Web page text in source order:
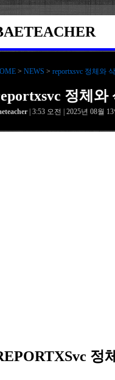
> NEWS > reportxsvc 정체와
정체와
| 3:53 오전 | 2025년 08월 13
정